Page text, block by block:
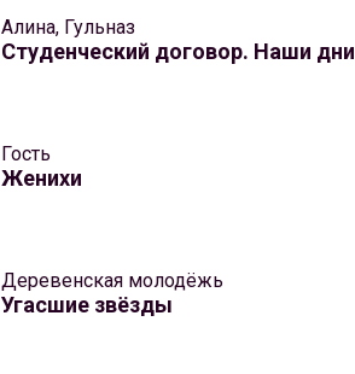
Алина, Гульназ
Студенческий договор. Наши дни
Гость
Женихи
Деревенская молодёжь
Угасшие звёзды